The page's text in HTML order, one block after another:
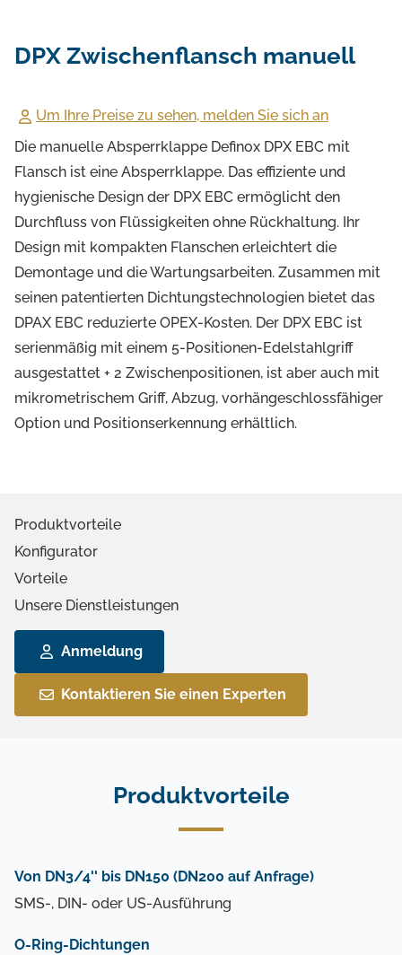
DPX Zwischenflansch manuell
Um Ihre Preise zu sehen, melden Sie sich an
Die manuelle Absperrklappe Definox DPX EBC mit
Flansch ist eine Absperrklappe. Das effiziente und
hygienische Design der DPX EBC ermöglicht den
Durchfluss von Flüssigkeiten ohne Rückhaltung. Ihr
Design mit kompakten Flanschen erleichtert die
Demontage und die Wartungsarbeiten. Zusammen mit
seinen patentierten Dichtungstechnologien bietet das
DPAX EBC reduzierte OPEX-Kosten. Der DPX EBC ist
serienmäßig mit einem 5-Positionen-Edelstahlgriff
ausgestattet + 2 Zwischenpositionen, ist aber auch mit
mikrometrischem Griff, Abzug, vorhängeschlossfähiger
Option und Positionserkennung erhältlich.
Produktvorteile
Konfigurator
Vorteile
Unsere Dienstleistungen
Anmeldung
Kontaktieren Sie einen Experten
Produktvorteile
Von DN3/4'' bis DN150 (DN200 auf Anfrage)
SMS-, DIN- oder US-Ausführung
O-Ring-Dichtungen